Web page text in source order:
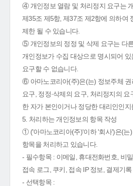
④ 개인정보 열람 및 처리정지 요구는
제35조 제5항, 제37조 제2항에 의하여
제한 될 수 있습니다.
⑤ 개인정보의 정정 및 삭제 요구는 다
개인정보가 수집 대상으로 명시되어
요구할 수 없습니다.
⑥ 아마노코리아(주)은(는) 정보주체 권
요구, 정정·삭제의 요구, 처리정지의
한 자가 본인이거나 정당한 대리인인지
5. 처리하는 개인정보의 항목 작성
① ('아마노코리아(주)'이하 '회사')은(는)
항목을 처리하고 있습니다.
- 필수항목 : 이메일, 휴대전화번호, 비
접속 로그, 쿠키, 접속 IP 정보, 결제기록
- 선택항목 :